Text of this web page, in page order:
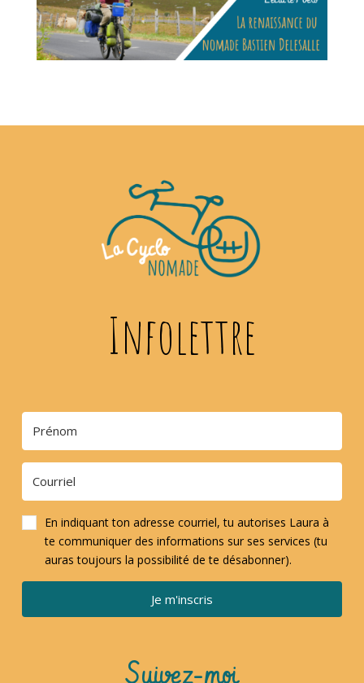
Infolettre
En indiquant ton adresse courriel, tu autorises Laura à
te communiquer des informations sur ses services (tu
auras toujours la possibilité de te désabonner).
Je m'inscris